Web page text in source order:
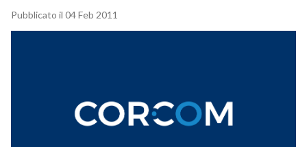
Pubblicato il 04 Feb 2011